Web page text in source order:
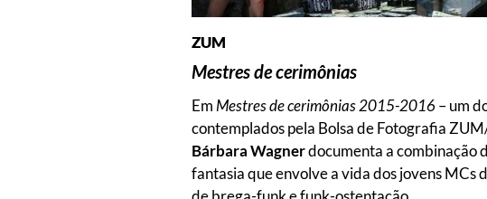
ZUM
Mestres de cerimônias
EmMestres de cerimônias 2015-2016 – um
contemplados pela Bolsa de Fotografia
Bárbara Wagnerdocumenta a combinação
fantasia que envolve a vida dos jovens MCs